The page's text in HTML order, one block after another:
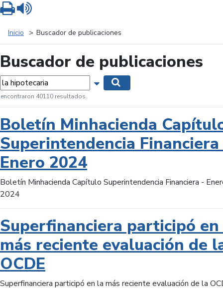
Inicio Buscador de publicaciones
Buscador de publicaciones
Mostrar opciones de búsqueda
encontraron 40110 resultados.
Boletín Minhacienda
Superintendencia
Enero 2024
Boletín Minhacienda Capítulo Superintendencia Financiera -
2024
Superfinanciera participó
más reciente evaluación de
OCDE
Superfinanciera participó en la más reciente evaluación de la
Imprimir